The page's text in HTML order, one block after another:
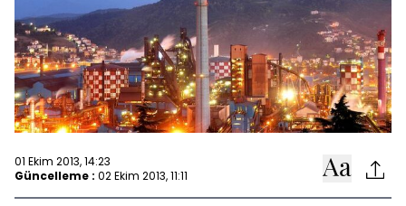
01 Ekim 2013, 14:23
Güncelleme : 02 Ekim 2013, 11:11